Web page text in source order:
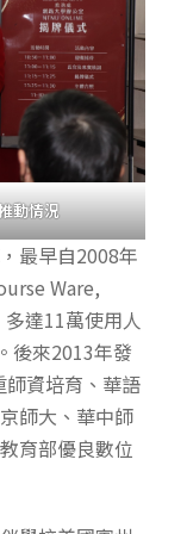
動情況
最早自2008年
Ware,
達11萬使用人
後來2013年發
師資培育、華語
師大、華中師
育部優良數位